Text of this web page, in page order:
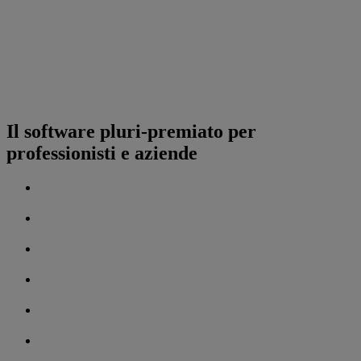
Il software pluri-premiato per
professionisti e aziende